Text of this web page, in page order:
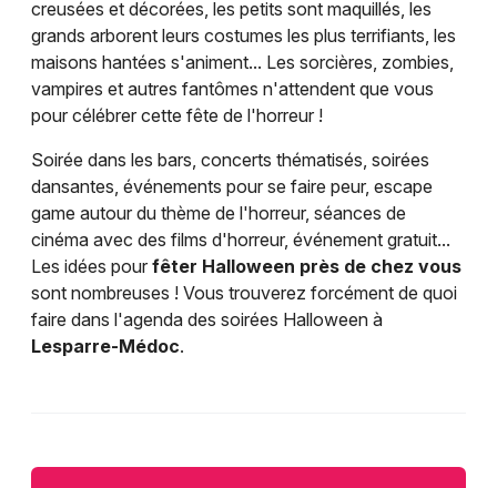
creusées et décorées, les petits sont maquillés, les
grands arborent leurs costumes les plus terrifiants, les
maisons hantées s'animent... Les sorcières, zombies,
vampires et autres fantômes n'attendent que vous
pour célébrer cette fête de l'horreur !
Soirée dans les bars, concerts thématisés, soirées
dansantes, événements pour se faire peur, escape
game autour du thème de l'horreur, séances de
cinéma avec des films d'horreur, événement gratuit...
Les idées pour fêter Halloween près de chez vous
sont nombreuses ! Vous trouverez forcément de quoi
faire dans l'agenda des soirées Halloween à
Lesparre-Médoc.